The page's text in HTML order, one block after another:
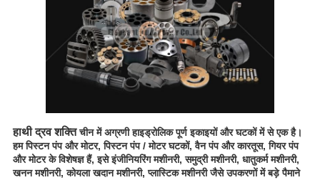
हाथी द्रव शक्ति चीन में अग्रणी हाइड्रोलिक पूर्ण इकाइयों और घटकों में से एक है।
हम पिस्टन पंप और मोटर, पिस्टन पंप / मोटर घटकों, वैन पंप और कारतूस, गियर पंप
और मोटर के विशेषज्ञ हैं, इसे इंजीनियरिंग मशीनरी, समुद्री मशीनरी, धातुकर्म मशीनरी,
खनन मशीनरी, कोयला खदान मशीनरी, प्लास्टिक मशीनरी जैसे उपकरणों में बड़े पैमाने